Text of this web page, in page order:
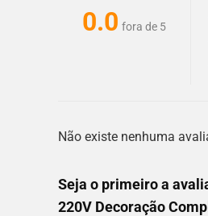
0.0 fora de 5
Não existe nenhuma
Seja o primeiro a
220V Decoração